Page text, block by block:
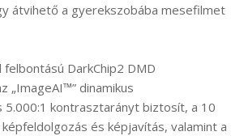
átvihető a gyerekszobába mesefilmet
DarkChip2 DMD
„ImageAI™” dinamikus
5.000:1 kontrasztarányt biztosít, a 10
és képjavítás, valamint a